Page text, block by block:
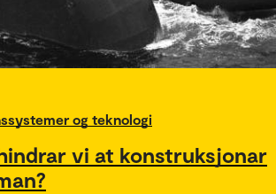
og teknologi
vi at konstruksjonar